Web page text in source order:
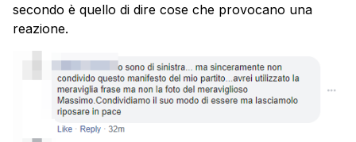
secondo è quello di dire cose che provocano una
reazione.